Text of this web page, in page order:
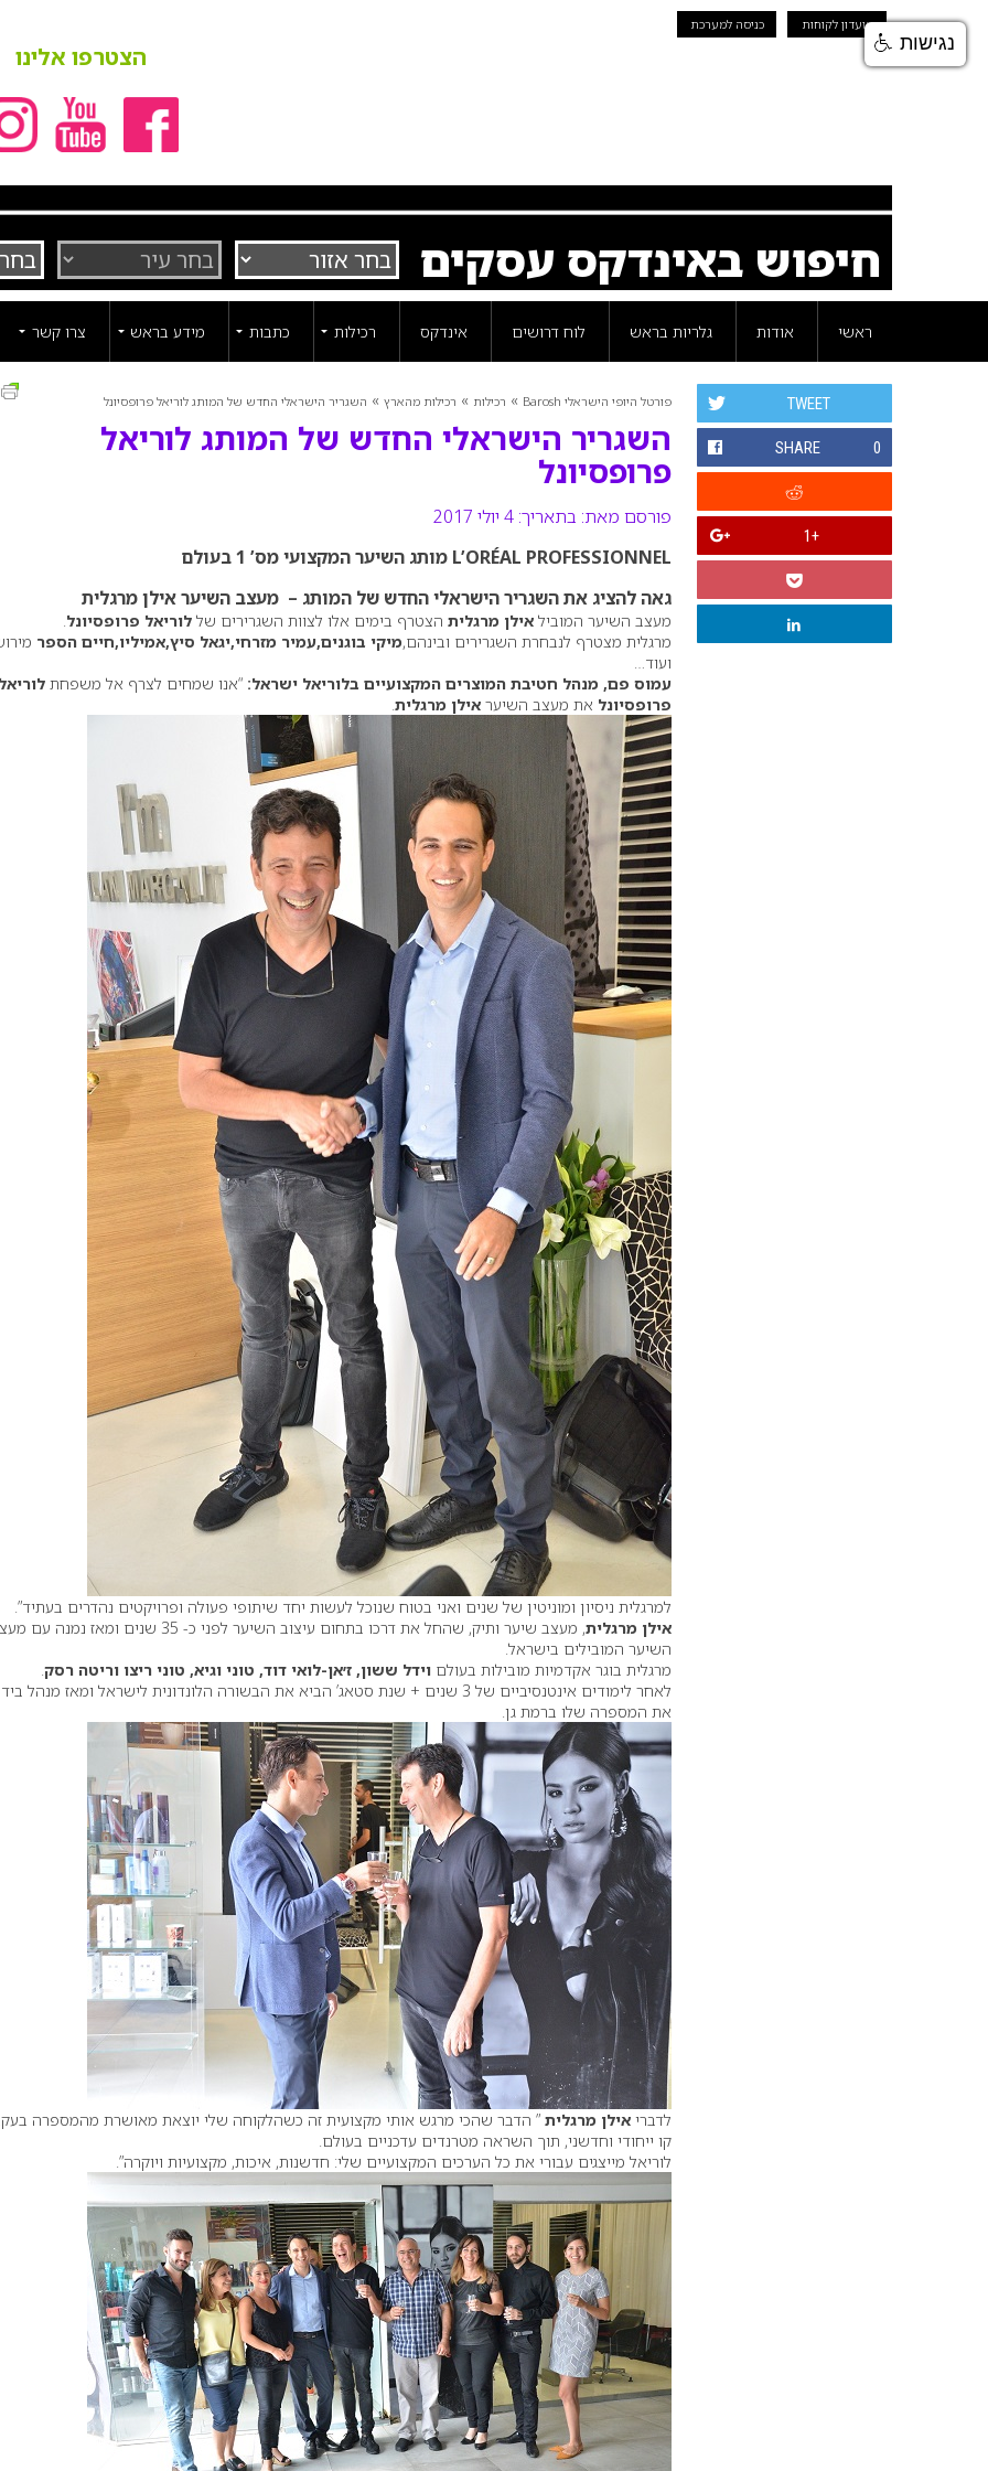
מועדון לקוחות כניסה למערכת
הצטרפו אלינו
חיפוש באינדקס עסקים
ראשי אודות גלריות בראש לוח דרושים אינדקס רכילות כתבות מידע בראש צרו קשר
פורטל היופי הישראלי Barosh » רכילות » רכילות מהארץ » השגריר הישראלי החדש של המותג לוריאל פרופסיונל
השגריר הישראלי החדש של המותג לוריאל
פרופסיונל
פורסם מאת: בתאריך: 4 יולי 2017
TWEET
SHARE 0
+1
L’ORÉAL PROFESSIONNEL מותג השיער המקצועי מס’ 1 בעולם
גאה להציג את השגריר הישראלי החדש של המותג – מעצב השיער אילן מרגלית
מעצב השיער המוביל אילן מרגלית הצטרף בימים אלו לצוות השגרירים של לוריאל פרופסיונל.
מרגלית מצטרף לנבחרת השגרירים ובינהם,מיקי בוגנים,עמיר מזרחי,יגאל סיץ,אמיליו,חיים הספר
ועוד…
עמוס פם, מנהל חטיבת המוצרים המקצועיים בלוריאל ישראל: “אנו שמחים לצרף אל משפחת לוריאל
פרופסיונל את מעצב השיער אילן מרגלית.
למרגלית ניסיון ומוניטין של שנים ואני בטוח שנוכל לעשות יחד שיתופי פעולה ופרויקטים נהדרים בעתיד”.
אילן מרגלית
, מעצב שיער ותיק, שהחל את דרכו בתחום עיצוב השיער לפני כ- 35 שנים ומאז נמנה
השיער המובילים בישראל.
מרגלית בוגר אקדמיות מובילות בעולם וידל ששון, ז׳אן-לואי דוד, טוני וגיא, טוני ריצו וריטה רסק.
לאחר לימודים אינטנסיביים של 3 שנים + שנת סטאג’ הביא את הבשורה הלונדונית לישראל ומאז מנהל
את המספרה שלו ברמת גן.
לדברי אילן מרגלית ” הדבר שהכי מרגש אותי מקצועית זה כשהלקוחה שלי יוצאת מאושרת מהמספרה
קו ייחודי וחדשני, תוך השראה מטרנדים עדכניים בעולם.
לוריאל מייצגים עבורי את כל הערכים המקצועיים שלי: חדשנות, איכות, מקצועיות ויוקרה”.
נגישות